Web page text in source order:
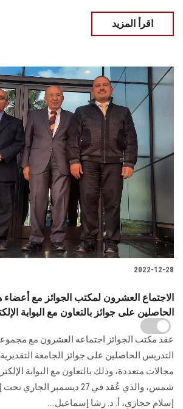
اقرأ المزيد
2022-12-28
الاجتماع العشرون لمكتب الجوائز مع أعضاء
الحاصلين على جوائز بالتعاون مع البوابة
عقد مكتب الجوائز اجتماعه العشرون مع
التدريس الحاصلين على جوائز الجامعة
مجالات متعددة، وذلك بالتعاون مع البوابة
شمس، والذي عُقد في 27 ديسمبر
إسلام حجازي، أ. د. رشا إسماعيل....